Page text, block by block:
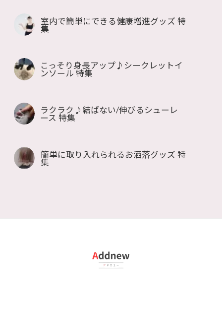
室内で簡単にできる健康増進グッズ 特
集
こっそり身長アップ♪シークレットイ
ンソール 特集
ラクラク♪結ばない/伸びるシューレ
ース 特集
簡単に取り入れられるお洒落グッズ 特
集